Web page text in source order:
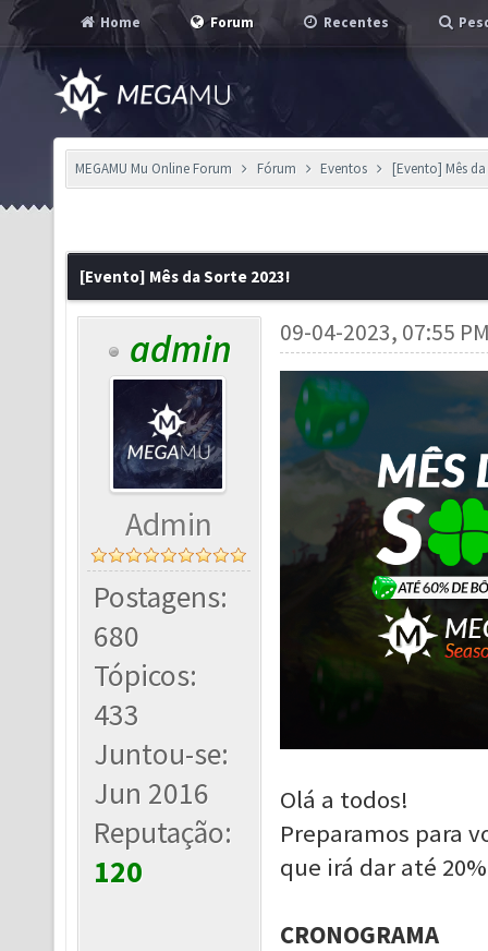
Home Forum Recentes
MEGAMU Mu Online Forum Fórum Eventos [Evento] Mês
[Evento] Mês da Sorte 2023!
admin
Admin
Postagens:
680
Tópicos:
433
Juntou-se:
Jun 2016
Reputação:
120
09-04-2023, 07:55
Olá a todos!
Preparamos para
que irá dar até
CRONOGRAMA